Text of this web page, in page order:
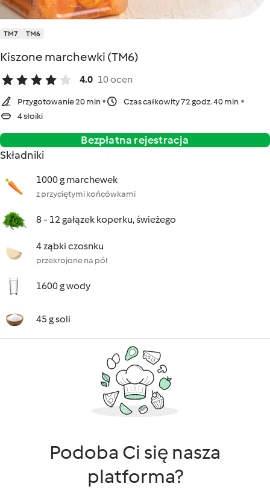
TM7 TM6
Kiszone marchewki (TM6)
4.0 10 ocen
Przygotowanie 20 min
Czas całkowity 72 godz. 40 min
4 słoiki
Bezpłatna rejestracja
Składniki
1000 g marchewek
z przyciętymi końcówkami
8 - 12 gałązek koperku, świeżego
4 ząbki czosnku
przekrojone na pół
1600 g wody
45 g soli
Podoba Ci się nasza
platforma?